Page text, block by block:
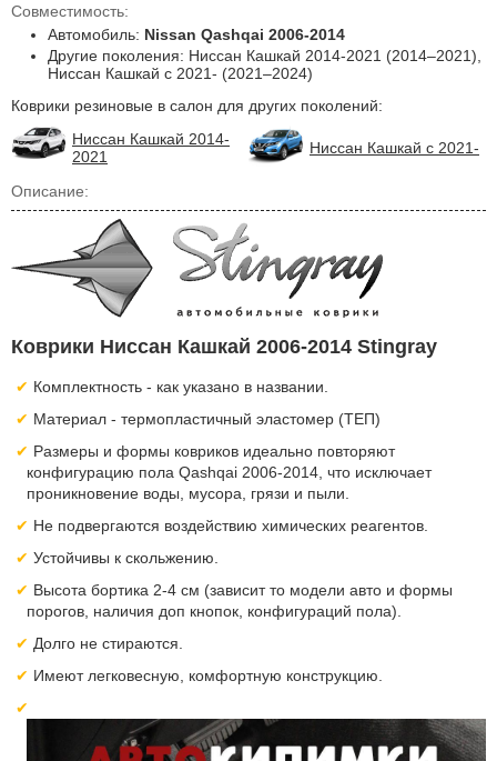
Совместимость:
Автомобиль: Nissan Qashqai 2006-2014
Другие поколения: Ниссан Кашкай 2014-2021 (2014–2021),
Ниссан Кашкай с 2021- (2021–2024)
Коврики резиновые в салон для других поколений:
Ниссан Кашкай 2014-
2021
Ниссан Кашкай с 2021-
Описание:
Коврики Ниссан Кашкай 2006-2014 Stingray
Комплектность - как указано в названии.
Материал - термопластичный эластомер (ТЕП)
Размеры и формы ковриков идеально повторяют
конфигурацию пола Qashqai 2006-2014, что исключает
проникновение воды, мусора, грязи и пыли.
Не подвергаются воздействию химических реагентов.
Устойчивы к скольжению.
Высота бортика 2-4 см (зависит то модели авто и формы
порогов, наличия доп кнопок, конфигураций пола).
Долго не стираются.
Имеют легковесную, комфортную конструкцию.